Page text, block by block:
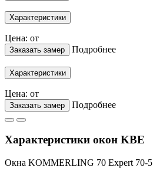
Характеристики
Цена: от
Заказать замер Подробнее
Характеристики
Цена: от
Заказать замер Подробнее
Характеристики окон KBE
Окна KOMMERLING 70 Expert 70-5